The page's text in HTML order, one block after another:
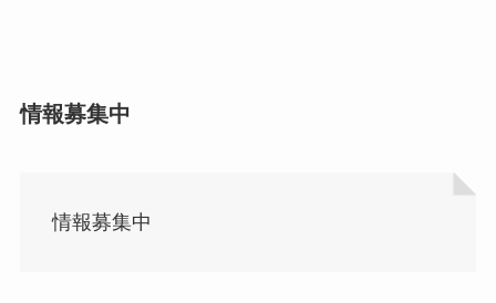
情報募集中
情報募集中